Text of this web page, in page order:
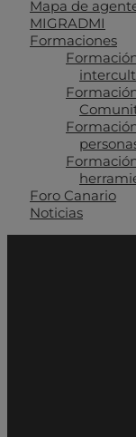
Mapa de
MIGRADMI
Formaciones
Foro Canario
Noticias